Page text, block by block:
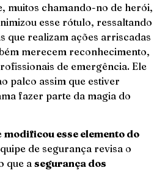
muitos chamando-no de herói,
esse rótulo, ressaltando
que realizam ações arriscadas
merecem reconhecimento,
de emergência. Ele
palco assim que estiver
fazer parte da magia do
modificou esse elemento do
de segurança revisa o
que a segurança dos